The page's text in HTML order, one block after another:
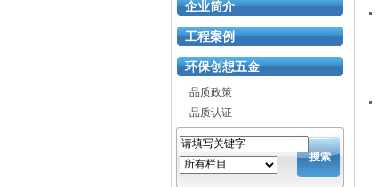
企业简介
工程案例
环保创想五金
品质政策
品质认证
搜索